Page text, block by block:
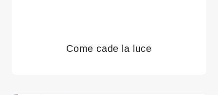
Come cade la luce